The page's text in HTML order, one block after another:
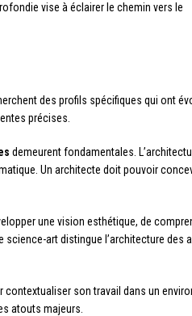
vise à éclairer le chemin vers le
des profils spécifiques qui ont
précises.
demeurent fondamentales.
Un architecte doit pouvoir
une vision esthétique, de
art distingue l’architecture des
son travail dans un
atouts majeurs.